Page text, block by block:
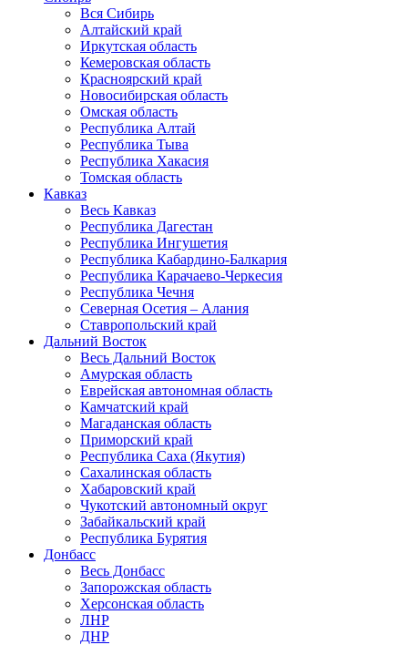
Вся Сибирь
Алтайский край
Иркутская область
Кемеровская область
Красноярский край
Новосибирская область
Омская область
Республика Алтай
Республика Тыва
Республика Хакасия
Томская область
Кавказ
Весь Кавказ
Республика Дагестан
Республика Ингушетия
Республика Кабардино-Балкария
Республика Карачаево-Черкесия
Республика Чечня
Северная Осетия – Алания
Ставропольский край
Дальний Восток
Весь Дальний Восток
Амурская область
Еврейская автономная область
Камчатский край
Магаданская область
Приморский край
Республика Саха (Якутия)
Сахалинская область
Хабаровский край
Чукотский автономный округ
Забайкальский край
Республика Бурятия
Донбасс
Весь Донбасс
Запорожская область
Херсонская область
ЛНР
ДНР